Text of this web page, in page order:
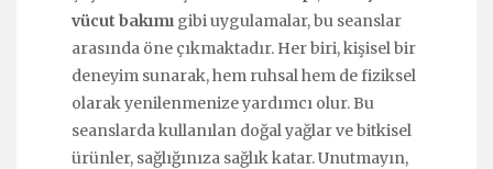
vücut bakımı gibi uygulamalar, bu seanslar
arasında öne çıkmaktadır. Her biri, kişisel bir
deneyim sunarak, hem ruhsal hem de fiziksel
olarak yenilenmenize yardımcı olur. Bu
seanslarda kullanılan doğal yağlar ve bitkisel
ürünler, sağlığınıza sağlık katar. Unutmayın,